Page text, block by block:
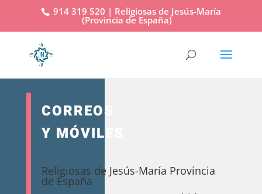
914 319 520 | Religiosas de Jesús-María
(Provincia de España)
CORREOS
Y MÓVILES
Religiosas de Jesús-María Provincia
de España